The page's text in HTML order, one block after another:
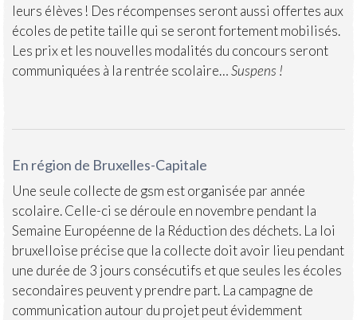
leurs élèves ! Des récompenses seront aussi offertes aux
écoles de petite taille qui se seront fortement mobilisés.
Les prix et les nouvelles modalités du concours seront
communiquées à la rentrée scolaire…Suspens !
En région de Bruxelles-Capitale
Une seule collecte de gsm est organisée par année
scolaire. Celle-ci se déroule en novembre pendant la
Semaine Européenne de la Réduction des déchets. La loi
bruxelloise précise que la collecte doit avoir lieu pendant
une durée de 3 jours consécutifs et que seules les écoles
secondaires peuvent y prendre part. La campagne de
communication autour du projet peut évidemment